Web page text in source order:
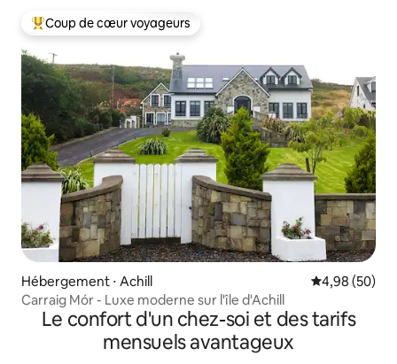
Coups de cœur voyageurs les plus appréciés
Coup de cœur voyageurs
Hébergement ⋅ Achill Évaluation
4,98 (50)
Carraig Mór - Luxe moderne sur l'île d'Achill
Le confort d'un chez-soi et des tarifs
mensuels avantageux